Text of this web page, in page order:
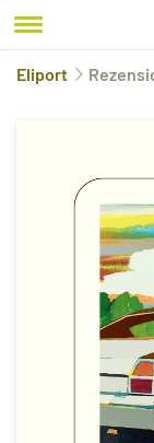
Eliport